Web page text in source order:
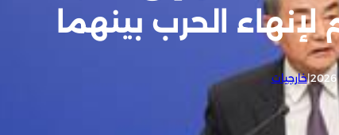
الحرب بينهما
|خارجيات